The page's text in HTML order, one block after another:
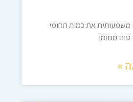
משמעותית את כמות תחומי
ממומן
»